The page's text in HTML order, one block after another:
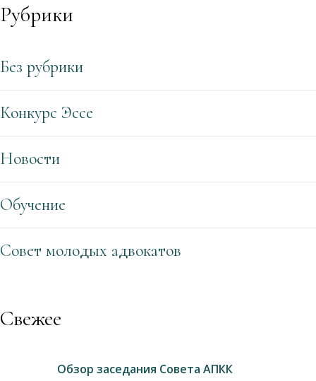
Рубрики
Без рубрики
Конкурс Эссе
Новости
Обучение
Совет молодых адвокатов
Свежее
Обзор заседания Совета АПКК